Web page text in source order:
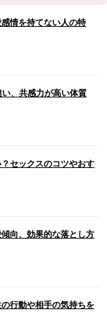
情を持てない人の特
、共感力が高い体質
セックスのコツやおす
向、効果的な落とし方
行動や相手の気持ちを